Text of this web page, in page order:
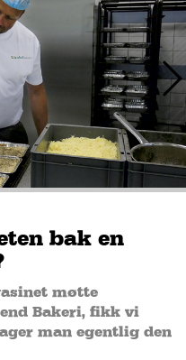
bak en
møtte
Bakeri, fikk vi
man egentlig den